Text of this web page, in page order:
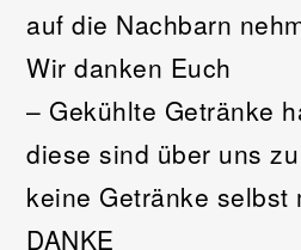
auf die Nachbarn
Wir danken Euch
– Gekühlte Getränke
diese sind über uns
keine Getränke selbst
DANKE